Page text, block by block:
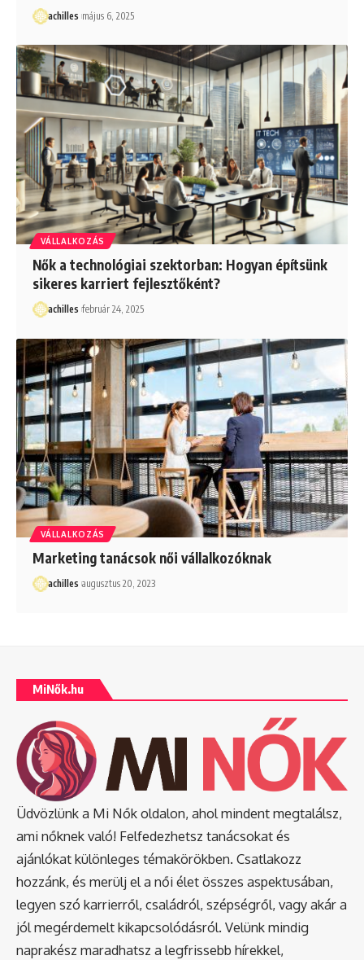
achilles május 6, 2025
VÁLLALKOZÁS
Nők a technológiai szektorban: Hogyan építsünk
sikeres karriert fejlesztőként?
achilles február 24, 2025
VÁLLALKOZÁS
Marketing tanácsok női vállalkozóknak
achilles augusztus 20, 2023
MiNők.hu
Üdvözlünk a Mi Nők oldalon, ahol mindent megtalálsz,
ami nőknek való! Felfedezhetsz tanácsokat és
ajánlókat különleges témakörökben. Csatlakozz
hozzánk, és merülj el a női élet összes aspektusában,
legyen szó karrierről, családról, szépségről, vagy akár a
jól megérdemelt kikapcsolódásról. Velünk mindig
naprakész maradhatsz a legfrissebb hírekkel,